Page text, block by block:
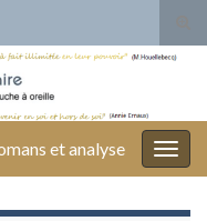
et analyse